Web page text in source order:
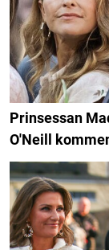
Prinsessan
O'Neill